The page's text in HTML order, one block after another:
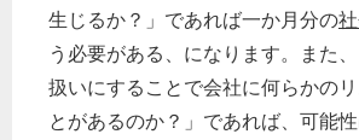
生じるか？」であれば一か月分の
う必要がある、になります。また
扱いにすることで会社に何らかの
とがあるのか？」であれば、可能